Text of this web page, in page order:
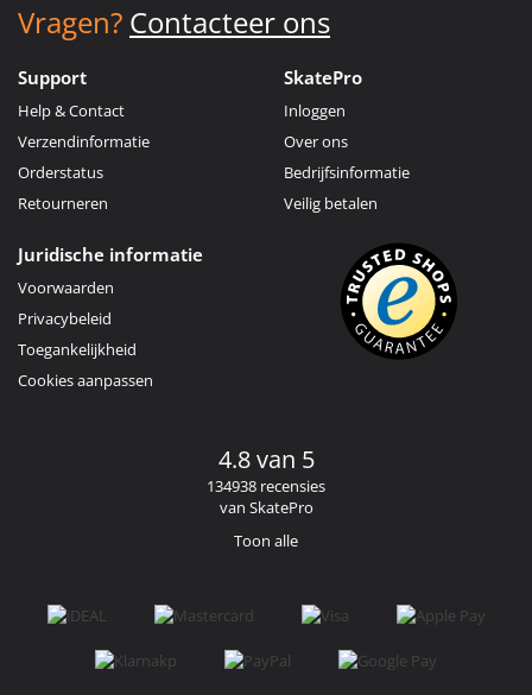
Vragen? Contacteer ons
Support
Help & Contact
Verzendinformatie
Orderstatus
Retourneren
SkatePro
Inloggen
Over ons
Bedrijfsinformatie
Veilig betalen
Juridische informatie
Voorwaarden
Privacybeleid
Toegankelijkheid
Cookies aanpassen
4.8 van 5
134938 recensies
van SkatePro
Toon alle